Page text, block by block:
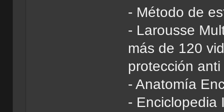
- Método de
- Larousse
más de 120
protección
- Anatomía
- Enciclopedia